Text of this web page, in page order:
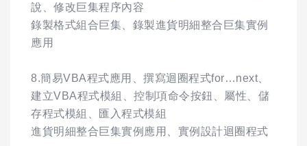
說、修改巨集程序內容
錄製格式組合巨集、錄製進貨明細整合巨集實例
應用
8.簡易VBA程式應用、撰寫迴圈程式for…next、
建立VBA程式模組、控制項命令按鈕、屬性、儲
存程式模組、匯入程式模組
進貨明細整合巨集實例應用、實例設計迴圈程式